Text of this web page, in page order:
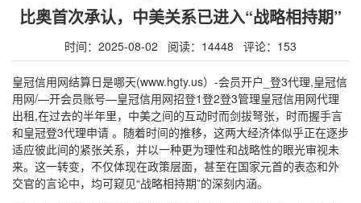
比奥首次承认，中美关系已进入“战略相持期”
时间：2025-08-02 阅读：14448 评论：153
皇冠信用网结算日是哪天(www.hgty.us）-会员开户_登3代理,皇冠信
用网/—开会员账号—皇冠信用网招登1登2登3管理皇冠信用网代理
出租,在过去的半年里，中美之间的互动时而剑拔弩张，时而握手言
和皇冠登3代理申请 。随着时间的推移，这两大经济体似乎正在逐步
适应彼此间的紧张关系，并以一种更为理性和战略性的眼光审视未
来。这一转变，不仅体现在政策层面，甚至在国家元首的表态和外
交官的言论中，均可窥见“战略相持期”的深刻内涵。